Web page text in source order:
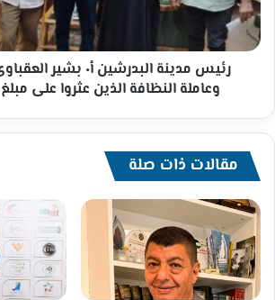
بجمعية
كيان
يكرم
عامل
وعاملة
النظافة
على
٣٠
ألف
جنيه
رئيس مدينة البدرشين
وعاملة النظافة الذين عثروا على مبلغ ٣٠ ألف جنيه
مقالات ذات صلة